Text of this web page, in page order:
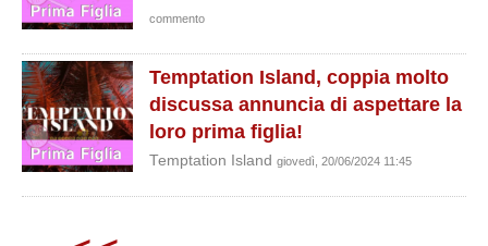
commento
Temptation Island, coppia molto
discussa annuncia di aspettare la
loro prima figlia!
Temptation Island giovedì, 20/06/2024 11:45